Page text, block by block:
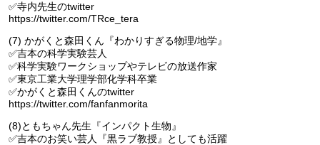
✅寺内先生のtwitter
https://twitter.com/TRce_tera
(7) かがくと森田くん『わかりすぎる物理/地学』
✅吉本の科学実験芸人
✅科学実験ワークショップやテレビの放送作家
✅東京工業大学理学部化学科卒業
✅かがくと森田くんのtwitter
https://twitter.com/fanfanmorita
(8)ともちゃん先生『インパクト生物』
✅吉本のお笑い芸人『黒ラブ教授』としても活躍